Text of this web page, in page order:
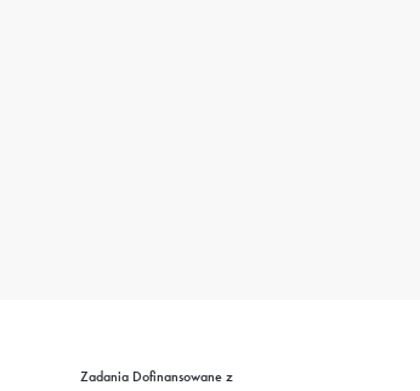
Zadania Dofinansowane z